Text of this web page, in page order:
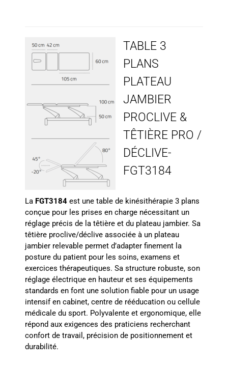
TABLE 3
PLANS
PLATEAU
JAMBIER
PROCLIVE &
TÊTIÈRE PRO /
DÉCLIVE-
FGT3184
La FGT3184 est une table de kinésithérapie 3 plans
conçue pour les prises en charge nécessitant un
réglage précis de la têtière et du plateau jambier. Sa
têtière proclive/déclive associée à un plateau
jambier relevable permet d’adapter finement la
posture du patient pour les soins, examens et
exercices thérapeutiques. Sa structure robuste, son
réglage électrique en hauteur et ses équipements
standards en font une solution fiable pour un usage
intensif en cabinet, centre de rééducation ou cellule
médicale du sport. Polyvalente et ergonomique, elle
répond aux exigences des praticiens recherchant
confort de travail, précision de positionnement et
durabilité.